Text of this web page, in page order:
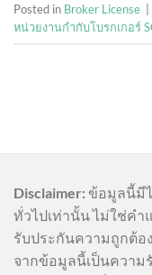
Posted in Broker License
หน่วยงานกำกับโบรกเกอร์
Disclaimer: ข้อมูลนี้มี
ทั่วไปเท่านั้น ไม่ใช่คำ
รับประกันความถูกต้อ
จากข้อมูลนี้เป็นความ